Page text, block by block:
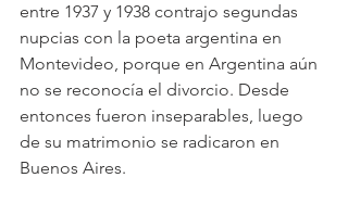
entre 1937 y 1938 contrajo segundas
nupcias con la poeta argentina en
Montevideo, porque en Argentina aún
no se reconocía el divorcio. Desde
entonces fueron inseparables, luego
de su matrimonio se radicaron en
Buenos Aires.